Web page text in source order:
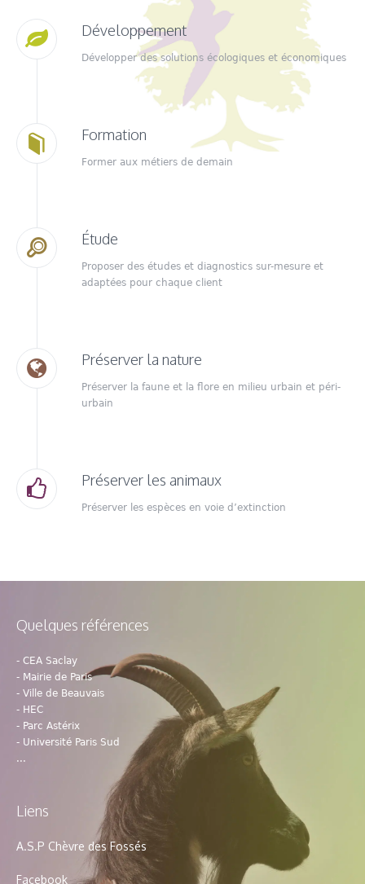
Développement
Développer des solutions écologiques et économiques
Formation
Former aux métiers de demain
Étude
Proposer des études et diagnostics sur-mesure et
adaptées pour chaque client
Préserver la nature
Préserver la faune et la flore en milieu urbain et péri-
urbain
Préserver les animaux
Préserver les espèces en voie d’extinction
Quelques références
- CEA Saclay
- Mairie de Paris
- Ville de Beauvais
- HEC
- Parc Astérix
- Université Paris Sud
...
Liens
A.S.P Chèvre des Fossés
Facebook